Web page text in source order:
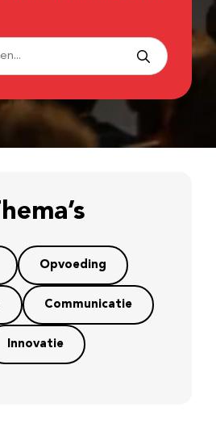
Opvoeding
Communicatie
Innovatie